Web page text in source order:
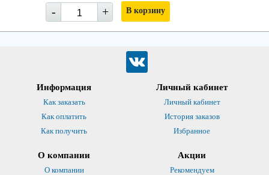
- + В корзину
Информация
Как заказать
Как оплатить
Как получить
Личный кабинет
Личный кабинет
История заказов
Избранное
О компании
О компании
Акции
Рекомендуем